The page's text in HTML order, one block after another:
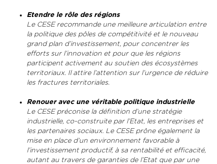
Etendre le rôle des régions
Le CESE recommande une meilleure articulation entre
la politique des pôles de compétitivité et le nouveau
grand plan d’investissement, pour concentrer les
efforts sur l’innovation et pour que les régions
participent activement au soutien des écosystèmes
territoriaux. Il attire l’attention sur l’urgence de réduire
les fractures territoriales.
Renouer avec une véritable politique industrielle
Le CESE préconise la définition d’une stratégie
industrielle, co-construite par l’Etat, les entreprises et
les partenaires sociaux. Le CESE prône également la
mise en place d’un environnement favorable à
l’investissement productif, à sa rentabilité et efficacité,
autant au travers de garanties de l’Etat que par une